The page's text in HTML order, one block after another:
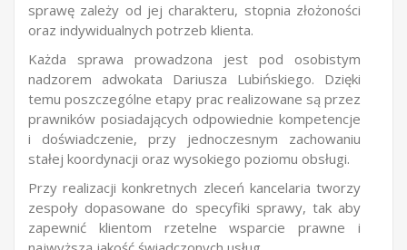
sprawę zależy od jej charakteru, stopnia złożoności
oraz indywidualnych potrzeb klienta.
Każda sprawa prowadzona jest pod osobistym
nadzorem adwokata Dariusza Lubińskiego. Dzięki
temu poszczególne etapy prac realizowane są przez
prawników posiadających odpowiednie kompetencje
i doświadczenie, przy jednoczesnym zachowaniu
stałej koordynacji oraz wysokiego poziomu obsługi.
Przy realizacji konkretnych zleceń kancelaria tworzy
zespoły dopasowane do specyfiki sprawy, tak aby
zapewnić klientom rzetelne wsparcie prawne i